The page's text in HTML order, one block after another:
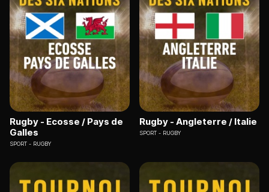
Rugby - Ecosse / Pays de
Galles
SPORT RUGBY
Rugby - Angleterre / Italie
SPORT RUGBY